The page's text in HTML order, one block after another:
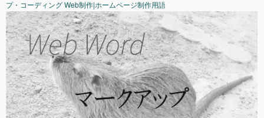
プ・コーディング Web制作|ホームページ制作用語